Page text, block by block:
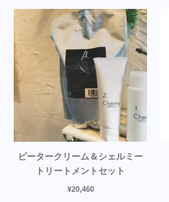
ビータークリーム＆シェルミー
トリートメントセット
¥20,460